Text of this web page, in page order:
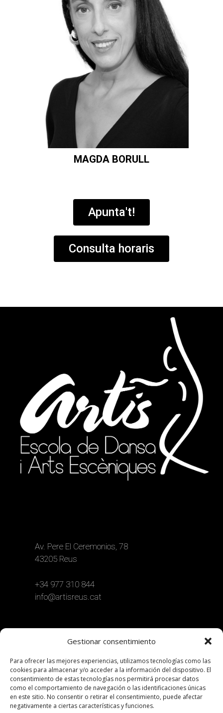
Gestionar consentimiento
Para ofrecer las mejores experiencias, utilizamos tecnologías como las
cookies para almacenar y/o acceder a la información del dispositivo. El
consentimiento de estas tecnologías nos permitirá procesar datos
como el comportamiento de navegación o las identificaciones únicas
en este sitio. No consentir o retirar el consentimiento, puede afectar
negativamente a ciertas características y funciones.
MAGDA BORULL
Apunta't!
Consulta horaris
Av. Pere El Ceremonios, 78
43205 Reus
+34 977 310 844
info@artisreus.cat